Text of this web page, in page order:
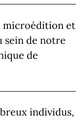
microédition et
sein de notre
de
individus,